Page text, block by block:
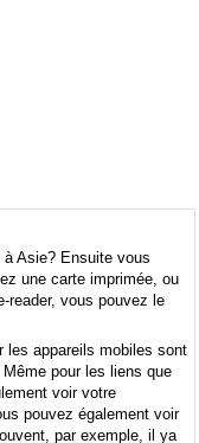
Asie? Ensuite vous
une carte imprimée, ou
reader, vous pouvez le
les appareils mobiles sont
pour les liens que
voir votre
pouvez également voir
par exemple, il ya